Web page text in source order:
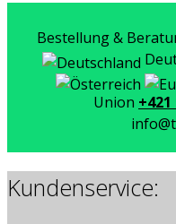
Bestellung &
Union +421
Kundenservice: